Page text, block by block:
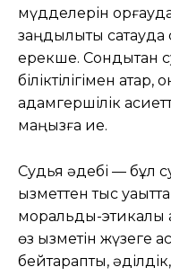
мүдделерін
заңдылықты
ерекше. Сондықтан
біліктілігімен
адамгершілік
маңызға ие.
Судья әдебі — бұл
қызметтен тыс
моральдық-
өз қызметін жүзеге
бейтараптық,